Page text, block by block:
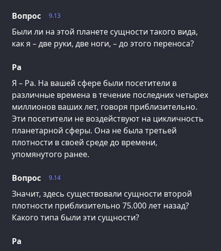
9.13
Вопрос
Были ли на этой планете сущности такого вида,
как я – две руки, две ноги, – до этого переноса?
Ра
Я – Ра. На вашей сфере были посетители в
различные времена в течение последних четырех
миллионов ваших лет, говоря приблизительно.
Эти посетители не воздействуют на цикличность
планетарной сферы. Она не была третьей
плотности в своей среде до времени,
упомянутого ранее.
9.14
Вопрос
Значит, здесь существовали сущности второй
плотности приблизительно 75.000 лет назад?
Какого типа были эти сущности?
Ра